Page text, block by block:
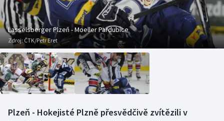
Baseball a softbal
Basketbal
Biatlon
Boby a skeleton
Box
Soutěže
Historické návraty
Aplikace ČT sport
AZ kvíz
Lasselsberger Plzeň - Moeller Pardubice
Zdroj:ČTK/Petr Eret
Plzeň - Hokejisté Plzně přesvědčivě zvítězili v